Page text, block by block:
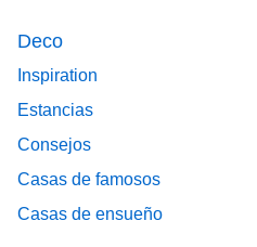
Deco
Inspiration
Estancias
Consejos
Casas de famosos
Casas de ensueño